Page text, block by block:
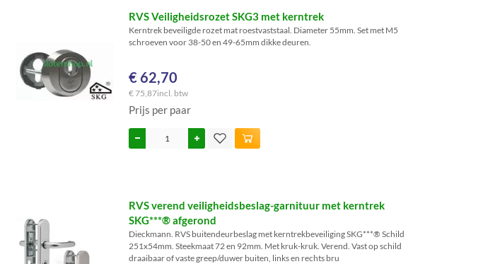
RVS Veiligheidsrozet SKG3 met kerntrek
Kerntrek beveiligde rozet mat roestvaststaal. Diameter 55mm. Set met M5
schroeven voor 38-50 en 49-65mm dikke deuren.
€ 62,70
€ 75,87incl. btw
Prijs per paar
RVS verend veiligheidsbeslag-garnituur met kerntrek
SKG***® afgerond
Dieckmann. RVS buitendeurbeslag met kerntrekbeveiliging SKG***® Schild
251x54mm. Steekmaat 72 en 92mm. Met kruk-kruk. Verend. Vast op schild
draaibaar of vaste greep/duwer buiten, links en rechts bru